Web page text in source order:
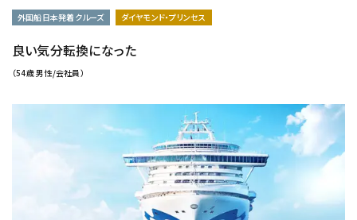
外国船日本発着クルーズ ダイヤモンド・プリンセス
良い気分転換になった
（54歳 男性/会社員）